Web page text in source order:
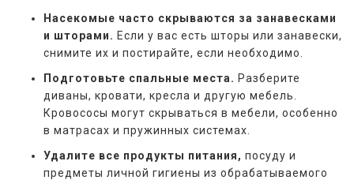
Насекомые часто скрываются за занавесками
и шторами. Если у вас есть шторы или занавески,
снимите их и постирайте, если необходимо.
Подготовьте спальные места. Разберите
диваны, кровати, кресла и другую мебель.
Кровососы могут скрываться в мебели, особенно
в матрасах и пружинных системах.
Удалите все продукты питания, посуду и
предметы личной гигиены из обрабатываемого